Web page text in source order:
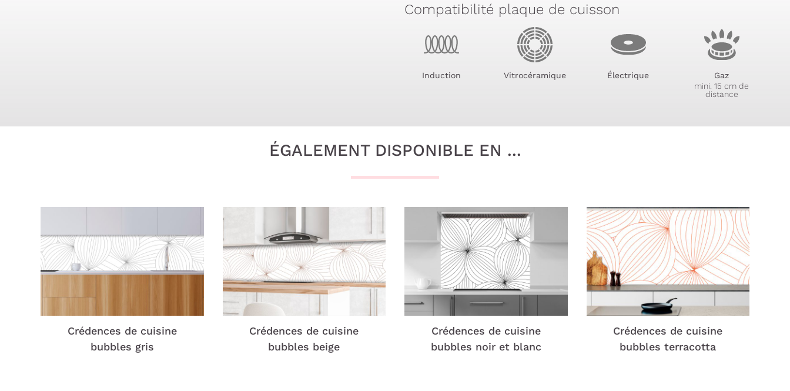
Compatibilité plaque de cuisson
Induction Vitrocéramique Électrique
Gaz
mini. 15 cm de
distance
ÉGALEMENT DISPONIBLE EN ...
Crédences de cuisine
bubbles gris
Crédences de cuisine
bubbles beige
Crédences de cuisine
bubbles noir et blanc
Crédences de cuisine
bubbles terracotta